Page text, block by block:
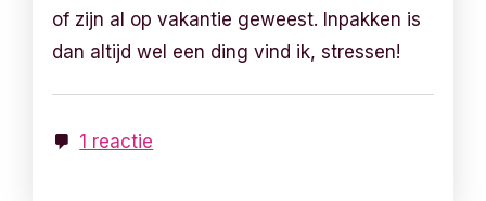
of zijn al op vakantie geweest. Inpakken is
dan altijd wel een ding vind ik, stressen!
1 reactie